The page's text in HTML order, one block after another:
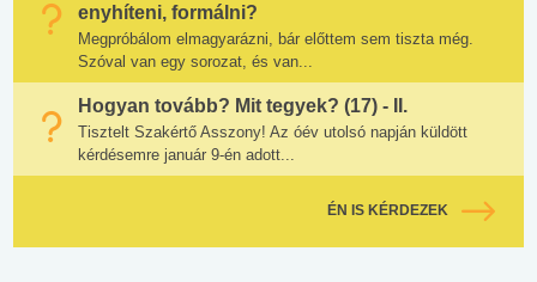
enyhíteni, formálni?
Megpróbálom elmagyarázni, bár előttem sem tiszta még.
Szóval van egy sorozat, és van...
Hogyan tovább? Mit tegyek? (17) - II.
Tisztelt Szakértő Asszony! Az óév utolsó napján küldött
kérdésemre január 9-én adott...
ÉN IS KÉRDEZEK